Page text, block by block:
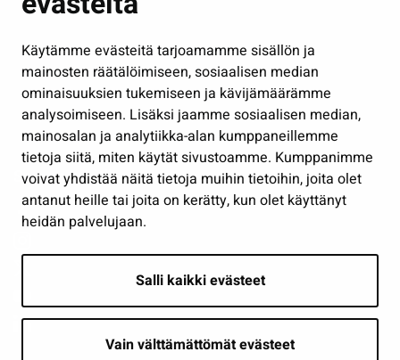
Käytämme evästeitä tarjoamamme sisällön ja
mainosten räätälöimiseen, sosiaalisen median
ominaisuuksien tukemiseen ja kävijämäärämme
analysoimiseen. Lisäksi jaamme sosiaalisen median,
mainosalan ja analytiikka-alan kumppaneillemme
tietoja siitä, miten käytät sivustoamme. Kumppanimme
voivat yhdistää näitä tietoja muihin tietoihin, joita olet
antanut heille tai joita on kerätty, kun olet käyttänyt
heidän palvelujaan.
Salli kaikki evästeet
Vain välttämättömät evästeet
Työ ja yrittäminen
Osallistu ja asioi
Näytä omat evästeasetukseni
Seuraa meitä